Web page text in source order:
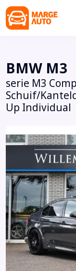
BMW M3
serie M3
Schuif/
Up Individual